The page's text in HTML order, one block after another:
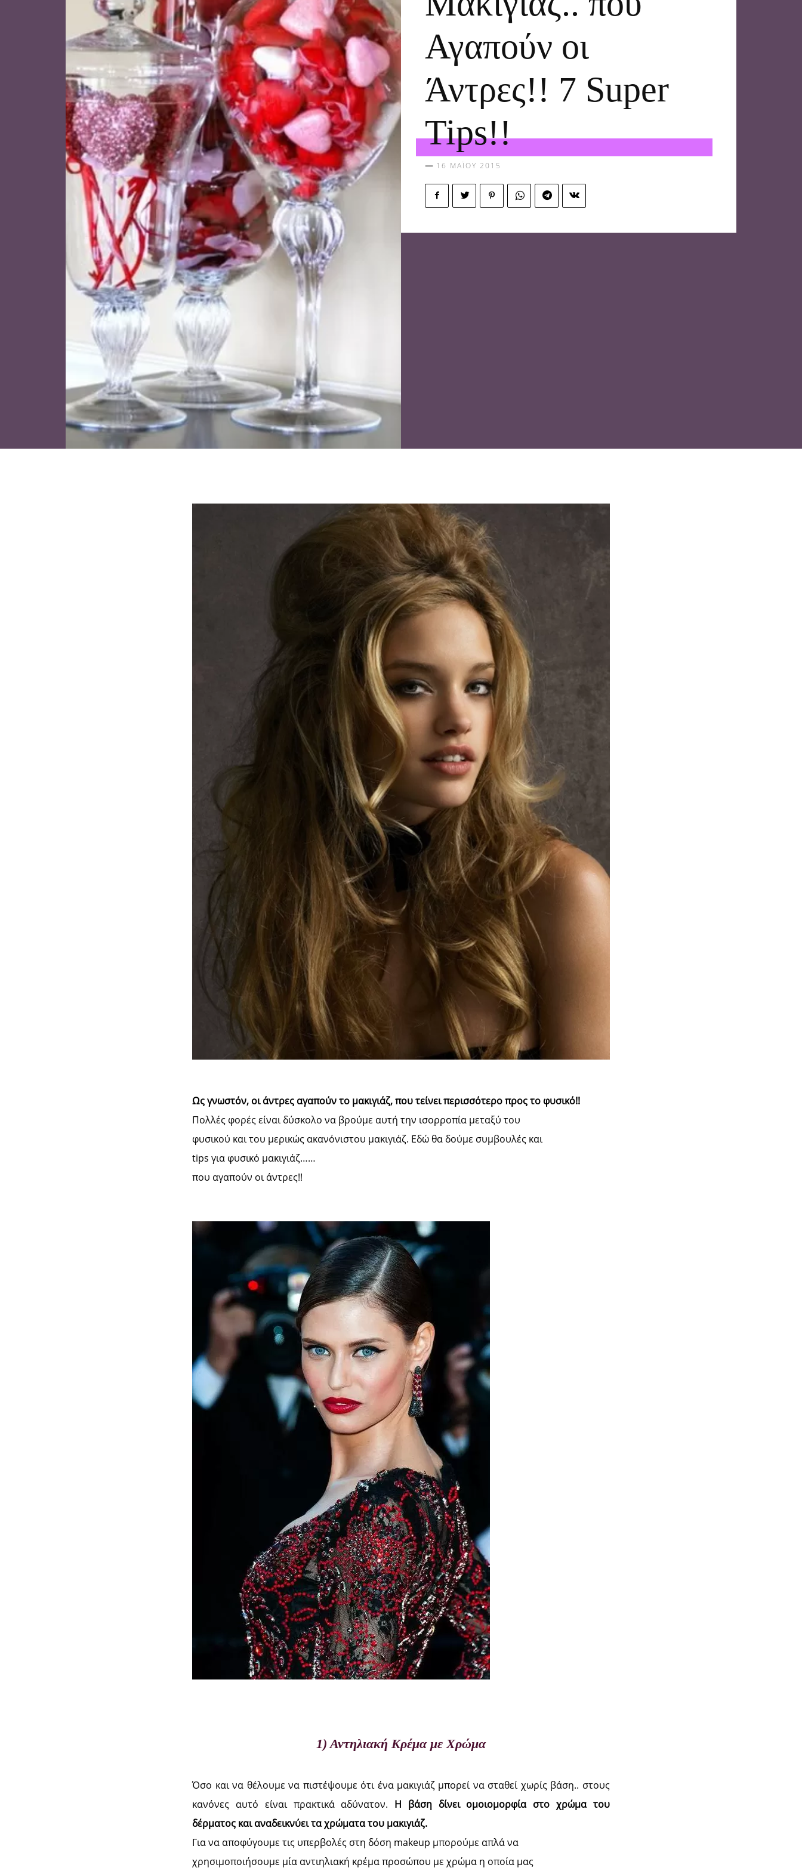
Αγαπούν οι
Άντρες!! 7 Super
Tips!!
16 ΜΑΪ́ΟΥ 2015
Ως γνωστόν, οι άντρες αγαπούν το μακιγιάζ, που τείνει περισσότερο προς το φυσικό!!
Πολλές φορές είναι δύσκολο να βρούμε αυτή την ισορροπία μεταξύ του
φυσικού και του μερικώς ακανόνιστου μακιγιάζ. Εδώ θα δούμε συμβουλές και
tips για φυσικό μακιγιάζ……
που αγαπούν οι άντρες!!
1) Αντηλιακή Κρέμα με Χρώμα
Όσο και να θέλουμε να πιστέψουμε ότι ένα μακιγιάζ μπορεί να σταθεί χωρίς βάση.. στους
κανόνες αυτό είναι πρακτικά αδύνατον. Η βάση δίνει ομοιομορφία στο χρώμα του
δέρματος και αναδεικνύει τα χρώματα του μακιγιάζ.
Για να αποφύγουμε τις υπερβολές στη δόση makeup μπορούμε απλά να
χρησιμοποιήσουμε μία αντιηλιακή κρέμα προσώπου με χρώμα η οποία μας